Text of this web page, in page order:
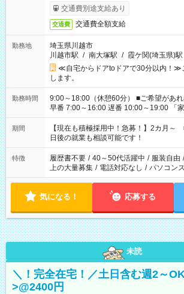
交通費別途支給あり
交通費 交通費全額支給
勤務地
埼玉県川越市
川越市駅 / 南大塚駅 / 霞ケ関(埼玉県)駅
≪自宅からドアtoドアで30分以内！≫
します。
勤務時間
9:00～18:00（休憩60分） ■ご希望があれば下記シフトもOK！
早番 7:00～16:00 遅番 10:00～19:00 「家族と休みを合わせた
い」 「余裕を持って夕飯の準備がしたい
たくない」 など、ご希望を教えてくださいね。 ※W
の方へ 今ご覧のお仕事で希望する勤務時
の勤務時間。 合計で週40時間を超える
期間
【現在も積極採用中！急募！】2カ月～
日後の就業も相談可能です！
特徴 履歴書不要 / 40～50代活躍中 / 服装自由 /
上の大量募集 / 電話対応なし / パソコン
気になる！ 応募する
未読
＼！完全在宅！／土日含む週2～
>@2400円